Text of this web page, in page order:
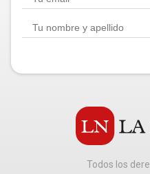
Todos los